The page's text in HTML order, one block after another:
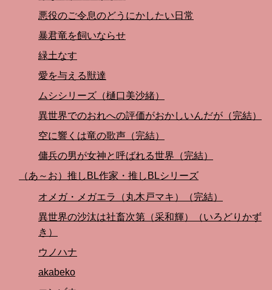
悪役のご令息のどうにかしたい日常
暴君竜を飼いならせ
緑土なす
愛を与える獣達
ムシシリーズ（樋口美沙緒）
異世界でのおれへの評価がおかしいんだが（完結）
空に響くは竜の歌声（完結）
傭兵の男が女神と呼ばれる世界（完結）
（あ～お）推しBL作家・推しBLシリーズ
オメガ・メガエラ（丸木戸マキ）（完結）
異世界の沙汰は社畜次第（采和輝）（いろどりかず
き）
ウノハナ
akabeko